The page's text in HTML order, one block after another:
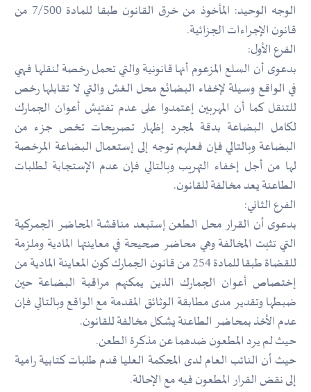
الوجه الوحيد: المأخوذ من خرق القانون طبقا للمادة 7/500 من
قانون الإجراءات الجزائية.
الفرع الأول:
بدعوى أن السلع المزعوم أنها قانونية والتي تحمل رخصة لنقلها فهي
في الواقع وسيلة لإخفاء البضائع محل الغش والتي لا تقابلها رخص
للتنقل كما أن المهربين إعتمدوا على عدم تفتيش أعوان الجمارك
لكامل البضاعة بدقة لمجرد إظهار تصريحات تخص جزء من
البضاعة وبالتالي فإن فعلهم توجه إلى إستعمال البضاعة المرخصة
لها من أجل إخفاء التهريب وبالتالي فإن عدم الإستجابة لطلبات
الطاعنة يعد مخالفة للقانون.
الفرع الثاني:
بدعوى أن القرار محل الطعن إستبعد مناقشة المحاضر الجمركية
التي تثبت المخالفة وهي محاضر صحيحة في معاينتها المادية وملزمة
للقضاة طبقا للمادة 254 من قانون الجمارك كون المعاينة المادية من
إختصاص أعوان الجمارك الذين يمكنهم مراقبة البضاعة حين
ضبطها وتقدير مدى مطابقة الوثائق المقدمة مع الواقع وبالتالي فإن
عدم الأخذ بمحاضر الطاعنة يشكل مخالفة للقانون.
حيث لم يرد المطعون ضدهما عن مذكرة الطعن.
حيث أن النائب العام لدى المحكمة العليا قدم طلبات كتابية رامية
إلى نقض القرار المطعون فيه مع الإحالة.